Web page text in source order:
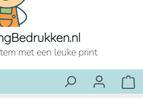
met een leuke print